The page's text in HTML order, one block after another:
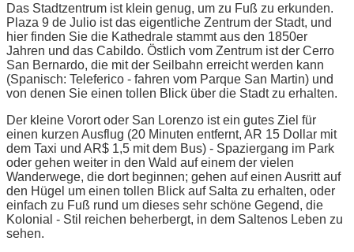
Das Stadtzentrum ist klein genug, um zu Fuß zu erkunden.
Plaza 9 de Julio ist das eigentliche Zentrum der Stadt, und
hier finden Sie die Kathedrale stammt aus den 1850er
Jahren und das Cabildo. Östlich vom Zentrum ist der Cerro
San Bernardo, die mit der Seilbahn erreicht werden kann
(Spanisch: Teleferico - fahren vom Parque San Martin) und
von denen Sie einen tollen Blick über die Stadt zu erhalten.
Der kleine Vorort oder San Lorenzo ist ein gutes Ziel für
einen kurzen Ausflug (20 Minuten entfernt, AR 15 Dollar mit
dem Taxi und AR$ 1,5 mit dem Bus) - Spaziergang im Park
oder gehen weiter in den Wald auf einem der vielen
Wanderwege, die dort beginnen; gehen auf einen Ausritt auf
den Hügel um einen tollen Blick auf Salta zu erhalten, oder
einfach zu Fuß rund um dieses sehr schöne Gegend, die
Kolonial - Stil reichen beherbergt, in dem Saltenos Leben zu
sehen.